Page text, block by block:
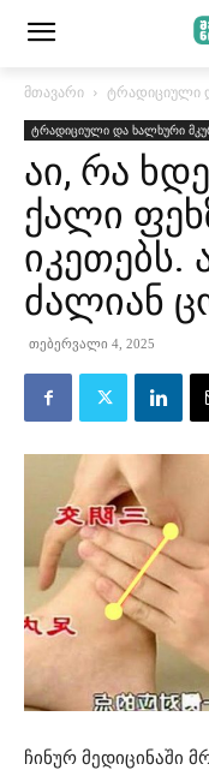
მთავარი ტრადიციული
ტრადიციული და ხალხური
აი, რა
ქალი
იკეთებს.
ძალიან
თებერვალი 4, 2025
ჩინურ მედიცინაში